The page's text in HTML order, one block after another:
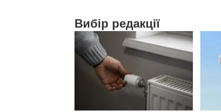
Вибір редакції